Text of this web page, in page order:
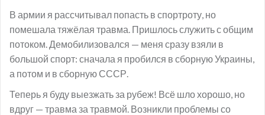
В армии я рассчитывал попасть в спортроту, но
помешала тяжёлая травма. Пришлось служить с общим
потоком. Демобилизовался — меня сразу взяли в
большой спорт: сначала я пробился в сборную Украины,
а потом и в сборную СССР.
Теперь я буду выезжать за рубеж! Всё шло хорошо, но
вдруг — травма за травмой. Возникли проблемы со